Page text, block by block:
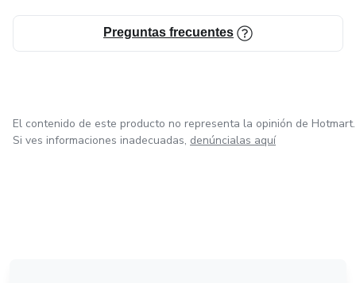
Preguntas frecuentes
El contenido de este producto no representa la opinión de Hotmart.
Si ves informaciones inadecuadas, denúncialas aquí